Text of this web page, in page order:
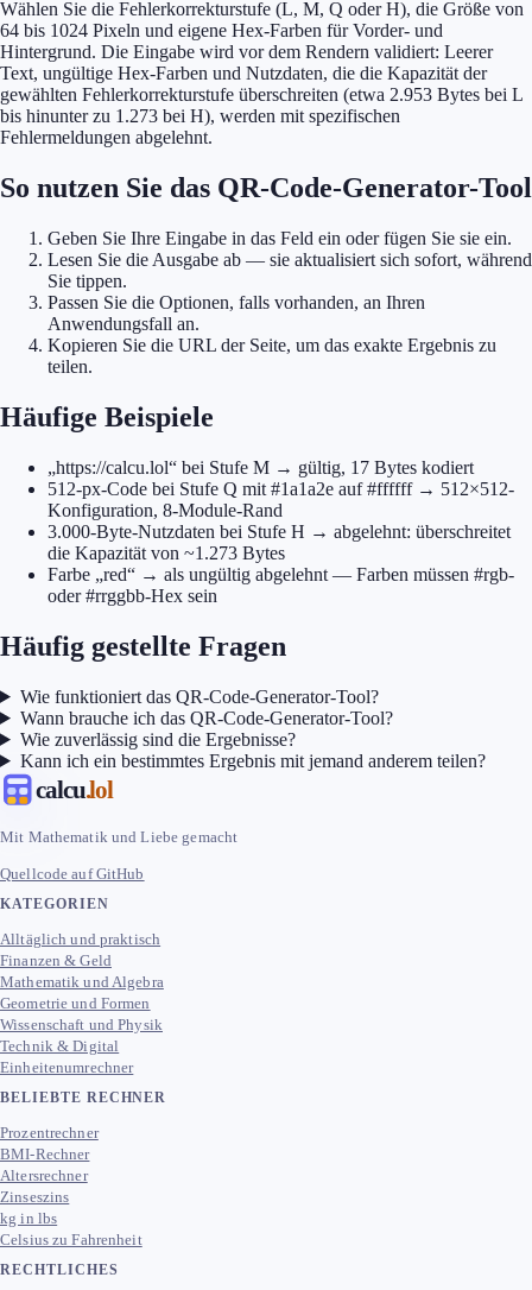
Wählen Sie die Fehlerkorrekturstufe (L, M, Q oder H), die Größe von
64 bis 1024 Pixeln und eigene Hex-Farben für Vorder- und
Hintergrund. Die Eingabe wird vor dem Rendern validiert: Leerer
Text, ungültige Hex-Farben und Nutzdaten, die die Kapazität der
gewählten Fehlerkorrekturstufe überschreiten (etwa 2.953 Bytes bei L
bis hinunter zu 1.273 bei H), werden mit spezifischen
Fehlermeldungen abgelehnt.
So nutzen Sie das QR-Code-Generator-Tool
Geben Sie Ihre Eingabe in das Feld ein oder fügen Sie sie ein.
Lesen Sie die Ausgabe ab — sie aktualisiert sich sofort, während
Sie tippen.
Passen Sie die Optionen, falls vorhanden, an Ihren
Anwendungsfall an.
Kopieren Sie die URL der Seite, um das exakte Ergebnis zu
teilen.
Häufige Beispiele
„https://calcu.lol“ bei Stufe M → gültig, 17 Bytes kodiert
512-px-Code bei Stufe Q mit #1a1a2e auf #ffffff → 512×512-
Konfiguration, 8-Module-Rand
3.000-Byte-Nutzdaten bei Stufe H → abgelehnt: überschreitet
die Kapazität von ~1.273 Bytes
Farbe „red“ → als ungültig abgelehnt — Farben müssen #rgb-
oder #rrggbb-Hex sein
Häufig gestellte Fragen
Wie funktioniert das QR-Code-Generator-Tool?
Wann brauche ich das QR-Code-Generator-Tool?
Wie zuverlässig sind die Ergebnisse?
Kann ich ein bestimmtes Ergebnis mit jemand anderem teilen?
calcu.lol
Mit Mathematik und Liebe gemacht
Quellcode auf GitHub
KATEGORIEN
Alltäglich und praktisch
Finanzen & Geld
Mathematik und Algebra
Geometrie und Formen
Wissenschaft und Physik
Technik & Digital
Einheitenumrechner
BELIEBTE RECHNER
Prozentrechner
BMI-Rechner
Altersrechner
Zinseszins
kg in lbs
Celsius zu Fahrenheit
RECHTLICHES